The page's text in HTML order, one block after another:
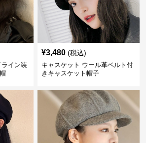
イン装
¥3,480 (税込)
キャスケット ウール革ベルト付
きキャスケット帽子